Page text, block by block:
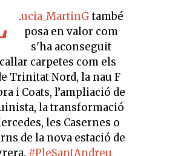
.ucia_MartinGtambé
posa en valor com
s'ha aconseguit
carpetes com els
Trinitat Nord, la nau F
i Coats, l’ampliació de
la transformació
les Casernes o
de la nova estació de
#PleSantAndreu